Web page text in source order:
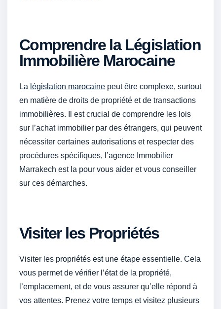
Comprendre la Législation
Immobilière Marocaine
La législation marocaine peut être complexe, surtout
en matière de droits de propriété et de transactions
immobilières. Il est crucial de comprendre les lois
sur l’achat immobilier par des étrangers, qui peuvent
nécessiter certaines autorisations et respecter des
procédures spécifiques, l’agence Immobilier
Marrakech est la pour vous aider et vous conseiller
sur ces démarches.
Visiter les Propriétés
Visiter les propriétés est une étape essentielle. Cela
vous permet de vérifier l’état de la propriété,
l’emplacement, et de vous assurer qu’elle répond à
vos attentes. Prenez votre temps et visitez plusieurs